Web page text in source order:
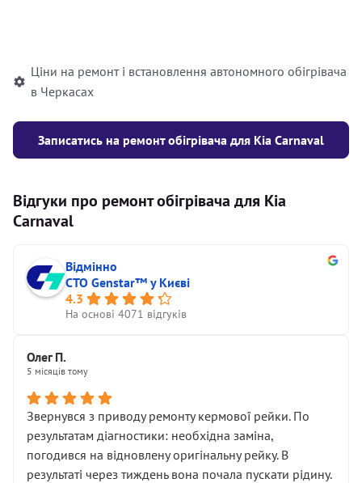
Ціни на ремонт і встановлення автономного обігрівача
в Черкасах
Записатись на ремонт обігрівача для Kia Carnaval
Відгуки про ремонт обігрівача для Kia
Carnaval
Відмінно
СТО Genstar™ у Києві
4.3
На основі 4071 відгуків
Олег П.
5 місяців тому
Звернувся з приводу ремонту кермової рейки. По
результатам діагностики: необхідна заміна,
погодився на відновлену оригінальну рейку. В
результаті через тиждень вона почала пускати рідину.